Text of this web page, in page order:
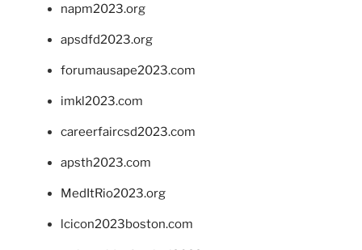
napm2023.org
apsdfd2023.org
forumausape2023.com
imkl2023.com
careerfaircsd2023.com
apsth2023.com
MedItRio2023.org
lcicon2023boston.com